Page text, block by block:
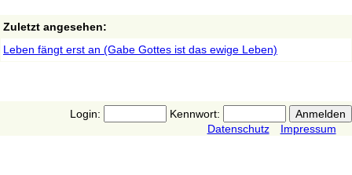
Zuletzt angesehen:
Leben fängt erst an (Gabe Gottes ist das ewige Leben)
Login:
Kennwort:
Datenschutz
Impressum